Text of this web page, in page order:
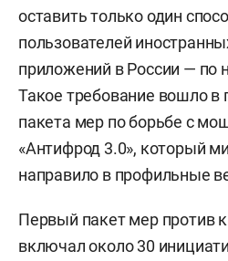
оставить только один
пользователей
приложений в России — по
Такое требование вошло в
пакета мер по борьбе с
«Антифрод 3.0», который
направило в профильные
Первый пакет мер против
включал около 30